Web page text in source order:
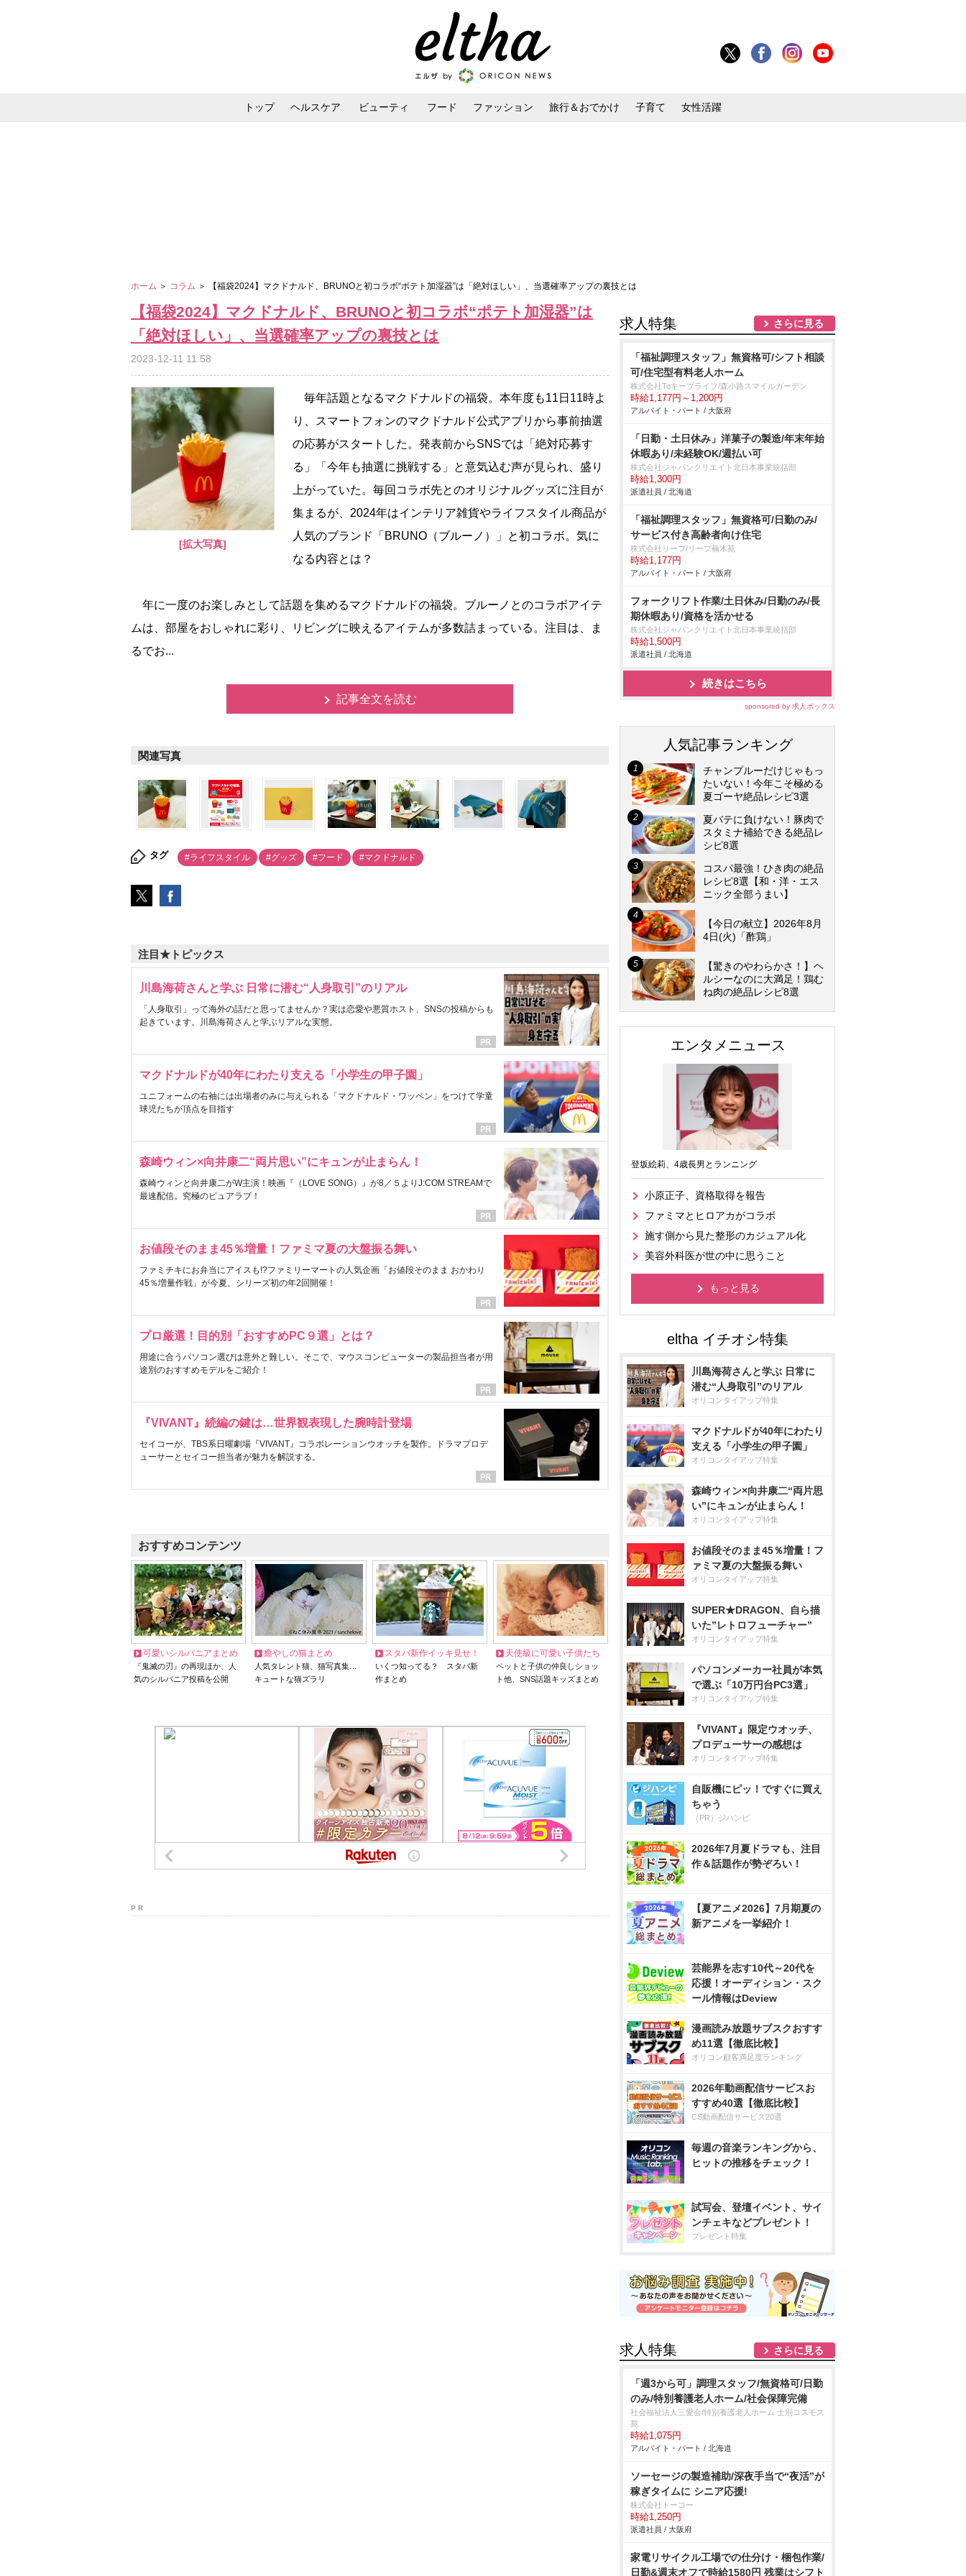
トップ ヘルスケア ビューティ フード ファッション 旅行＆おでかけ 子育て 女性活躍
ホーム ＞ コラム ＞ 【福袋2024】マクドナルド、BRUNOと初コラボ“ポテト加湿器”は「絶対ほしい」、当選確率アップの裏技とは
【福袋2024】マクドナルド、BRUNOと初コラボ“ポテト加湿器”は
「絶対ほしい」、当選確率アップの裏技とは
2023-12-11 11:58
[拡大写真]
毎年話題となるマクドナルドの福袋。本年度も11日11時よ
り、スマートフォンのマクドナルド公式アプリから事前抽選
の応募がスタートした。発表前からSNSでは「絶対応募す
る」「今年も抽選に挑戦する」と意気込む声が見られ、盛り
上がっていた。毎回コラボ先とのオリジナルグッズに注目が
集まるが、2024年はインテリア雑貨やライフスタイル商品が
人気のブランド「BRUNO（ブルーノ）」と初コラボ。気に
なる内容とは？
年に一度のお楽しみとして話題を集めるマクドナルドの福袋。ブルーノとのコラボアイテ
ムは、部屋をおしゃれに彩り、リビングに映えるアイテムが多数詰まっている。注目は、ま
るでお...
記事全文を読む
関連写真
タグ #ライフスタイル #グッズ #フード #マクドナルド
注目★トピックス
川島海荷さんと学ぶ 日常に潜む“人身取引”のリアル
「人身取引」って海外の話だと思ってませんか？実は恋愛や悪質ホスト、SNSの投稿からも
起きています。川島海荷さんと学ぶリアルな実態。
マクドナルドが40年にわたり支える「小学生の甲子園」
ユニフォームの右袖には出場者のみに与えられる「マクドナルド・ワッペン」をつけて学童
球児たちが頂点を目指す
森崎ウィン×向井康二“両片思い”にキュンが止まらん！
森崎ウィンと向井康二がW主演！映画『（LOVE SONG）』が8／５よりJ:COM STREAMで
最速配信。究極のピュアラブ！
お値段そのまま45％増量！ファミマ夏の大盤振る舞い
ファミチキにお弁当にアイスも!?ファミリーマートの人気企画「お値段そのまま おかわり
45％増量作戦」が今夏、シリーズ初の年2回開催！
プロ厳選！目的別「おすすめPC９選」とは？
用途に合うパソコン選びは意外と難しい。そこで、マウスコンピューターの製品担当者が用
途別のおすすめモデルをご紹介！
『VIVANT』続編の鍵は…世界観表現した腕時計登場
セイコーが、TBS系日曜劇場『VIVANT』コラボレーションウオッチを製作。ドラマプロデ
ューサーとセイコー担当者が魅力を解説する。
おすすめコンテンツ
可愛いシルバニアまとめ
『鬼滅の刃』の再現ほか、人
気のシルバニア投稿を公開
癒やしの猫まとめ
人気タレント猫、猫写真集…
キュートな猫ズラリ
スタバ新作イッキ見せ！
いくつ知ってる？ スタバ新
作まとめ
天使級に可愛い子供たち
ペットと子供の仲良しショッ
ト他、SNS話題キッズまとめ
P R
求人特集 さらに見る
「福祉調理スタッフ」無資格可/シフト相談
可/住宅型有料老人ホーム
株式会社Toキープライフ/森小路スマイルガーデン
時給1,177円～1,200円
アルバイト・パート / 大阪府
「日勤・土日休み」洋菓子の製造/年末年始
休暇あり/未経験OK/週払い可
株式会社ジャパンクリエイト北日本事業統括部
時給1,300円
派遣社員 / 北海道
「福祉調理スタッフ」無資格可/日勤のみ/
サービス付き高齢者向け住宅
株式会社リープ/リープ楠木苑
時給1,177円
アルバイト・パート / 大阪府
フォークリフト作業/土日休み/日勤のみ/長
期休暇あり/資格を活かせる
株式会社ジャパンクリエイト北日本事業統括部
時給1,500円
派遣社員 / 北海道
続きはこちら
sponsored by 求人ボックス
人気記事ランキング
チャンプルーだけじゃもっ
たいない！今年こそ極める
夏ゴーヤ絶品レシピ3選
夏バテに負けない！豚肉で
スタミナ補給できる絶品レ
シピ8選
コスパ最強！ひき肉の絶品
レシピ8選【和・洋・エス
ニック全部うまい】
【今日の献立】2026年8月
4日(火)「酢鶏」
【驚きのやわらかさ！】ヘ
ルシーなのに大満足！鶏む
ね肉の絶品レシピ8選
エンタメニュース
登坂絵莉、4歳長男とランニング
小原正子、資格取得を報告
ファミマとヒロアカがコラボ
施す側から見た整形のカジュアル化
美容外科医が世の中に思うこと
もっと見る
川島海荷さんと学ぶ 日常に
潜む“人身取引”のリアル
オリコンタイアップ特集
マクドナルドが40年にわたり
支える「小学生の甲子園」
オリコンタイアップ特集
森崎ウィン×向井康二“両片思
い”にキュンが止まらん！
オリコンタイアップ特集
お値段そのまま45％増量！フ
ァミマ夏の大盤振る舞い
オリコンタイアップ特集
SUPER★DRAGON、自ら描
いた”レトロフューチャー”
オリコンタイアップ特集
パソコンメーカー社員が本気
で選ぶ「10万円台PC3選」
オリコンタイアップ特集
『VIVANT』限定ウオッチ、
プロデューサーの感想は
オリコンタイアップ特集
自販機にピッ！ですぐに買え
ちゃう
（PR）ジハンピ
2026年7月夏ドラマも、注目
作＆話題作が勢ぞろい！
【夏アニメ2026】7月期夏の
新アニメを一挙紹介！
芸能界を志す10代～20代を
応援！オーディション・スク
ール情報はDeview
漫画読み放題サブスクおすす
め11選【徹底比較】
オリコン顧客満足度ランキング
2026年動画配信サービスお
すすめ40選【徹底比較】
CS動画配信サービス20選
毎週の音楽ランキングから、
ヒットの推移をチェック！
試写会、登壇イベント、サイ
ンチェキなどプレゼント！
プレゼント特集
求人特集 さらに見る
「週3から可」調理スタッフ/無資格可/日勤
のみ/特別養護老人ホーム/社会保障完備
社会福祉法人三愛会/特別養護老人ホーム 士別コスモス
苑
時給1,075円
アルバイト・パート / 北海道
ソーセージの製造補助/深夜手当で“夜活”が
稼ぎタイムに シニア応援!
株式会社トーコー
時給1,250円
派遣社員 / 大阪府
家電リサイクル工場での仕分け・梱包作業/
日勤&週末オフで時給1580円 残業はシフト